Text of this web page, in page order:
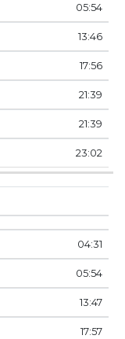
05:54
13:46
17:56
21:39
21:39
23:02
04:31
05:54
13:47
17:57